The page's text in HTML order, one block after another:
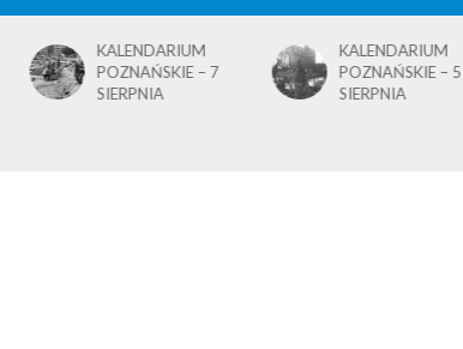
KALENDARIUM
POZNAŃSKIE – 7
SIERPNIA
KALENDARIUM
POZNAŃSKIE – 5
SIERPNIA